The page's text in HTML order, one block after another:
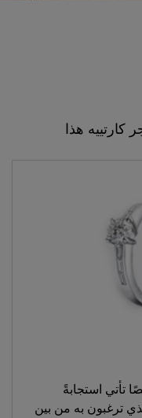
Link Opens in
كارتييه هذا
تأتي استجابةً
ترغبون به من بين